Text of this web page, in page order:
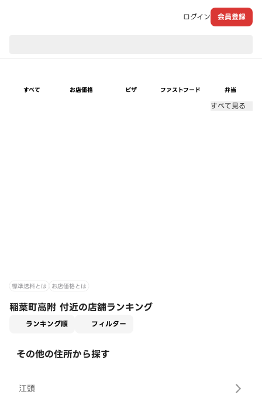
ログイン 会員登録
すべて お店価格 ピザ ファストフード 弁当
すべて見る
標準送料とは お店価格とは
稲葉町高附 付近の店舗ランキング
ランキング順 フィルター
その他の住所から探す
江頭